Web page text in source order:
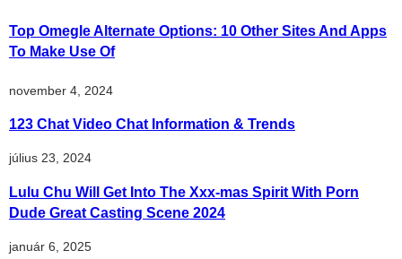
Top Omegle Alternate Options: 10 Other Sites And Apps
To Make Use Of
november 4, 2024
123 Chat Video Chat Information & Trends
július 23, 2024
Lulu Chu Will Get Into The Xxx-mas Spirit With Porn
Dude Great Casting Scene 2024
január 6, 2025